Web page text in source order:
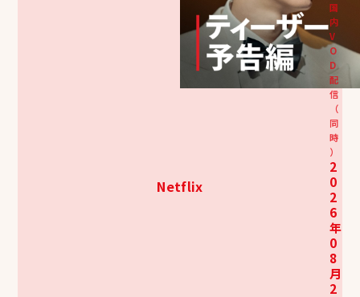
Netflix
国
内
V
O
D
配
信
（
同
時
）
2
0
2
6
年
0
8
月
2